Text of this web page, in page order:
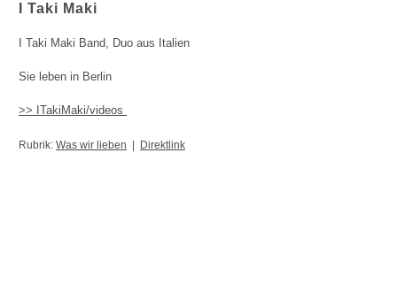
I Taki Maki
I Taki Maki Band, Duo aus Italien
Sie leben in Berlin
>> ITakiMaki/videos
Rubrik: Was wir lieben Direktlink